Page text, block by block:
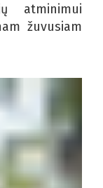
atminimui
žuvusiam